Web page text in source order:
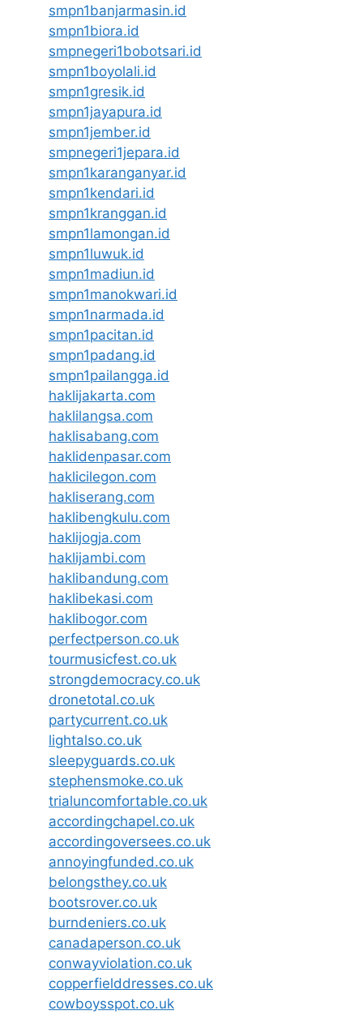
smpn1banjarmasin.id
smpn1biora.id
smpnegeri1bobotsari.id
smpn1boyolali.id
smpn1gresik.id
smpn1jayapura.id
smpn1jember.id
smpnegeri1jepara.id
smpn1karanganyar.id
smpn1kendari.id
smpn1kranggan.id
smpn1lamongan.id
smpn1luwuk.id
smpn1madiun.id
smpn1manokwari.id
smpn1narmada.id
smpn1pacitan.id
smpn1padang.id
smpn1pailangga.id
haklijakarta.com
haklilangsa.com
haklisabang.com
haklidenpasar.com
haklicilegon.com
hakliserang.com
haklibengkulu.com
haklijogja.com
haklijambi.com
haklibandung.com
haklibekasi.com
haklibogor.com
perfectperson.co.uk
tourmusicfest.co.uk
strongdemocracy.co.uk
dronetotal.co.uk
partycurrent.co.uk
lightalso.co.uk
sleepyguards.co.uk
stephensmoke.co.uk
trialuncomfortable.co.uk
accordingchapel.co.uk
accordingoversees.co.uk
annoyingfunded.co.uk
belongsthey.co.uk
bootsrover.co.uk
burndeniers.co.uk
canadaperson.co.uk
conwayviolation.co.uk
copperfielddresses.co.uk
cowboysspot.co.uk